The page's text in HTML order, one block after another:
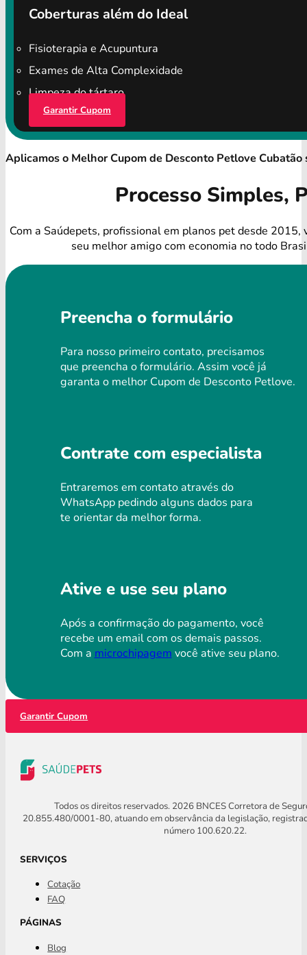
Coberturas além do Ideal
Fisioterapia e Acupuntura
Exames de Alta Complexidade
Limpeza do tártaro
Garantir Cupom
Aplicamos o Melhor Cupom de Desconto Petlove Cubatão
Processo Simples,
Com a Saúdepets, profissional em planos pet desde 2015,
seu melhor amigo com economia no todo
Preencha o formulário
Para nosso primeiro contato, precisamos
que preencha o formulário. Assim você já
garanta o melhor Cupom de Desconto Petlove.
Contrate com especialista
Entraremos em contato através do
WhatsApp pedindo alguns dados para
te orientar da melhor forma.
Ative e use seu plano
Após a confirmação do pagamento, você
recebe um email com os demais passos.
Com a microchipagem você ative seu plano.
Garantir Cupom
Todos os direitos reservados. 2026 BNCES Corretora de
20.855.480/0001-80, atuando em observância da legislação,
número 100.620.22.
SERVIÇOS
Cotação
FAQ
PÁGINAS
Blog